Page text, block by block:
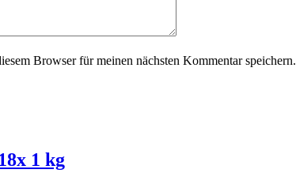
Browser für meinen nächsten Kommentar speichern.
1 kg